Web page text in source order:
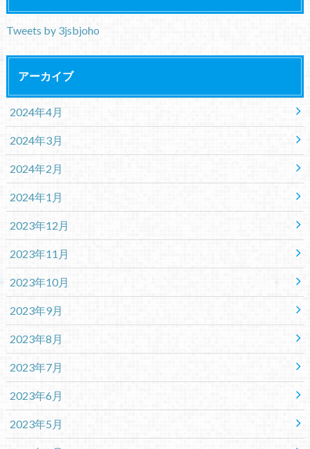
Tweets by 3jsbjoho
アーカイブ
2024年4月
2024年3月
2024年2月
2024年1月
2023年12月
2023年11月
2023年10月
2023年9月
2023年8月
2023年7月
2023年6月
2023年5月